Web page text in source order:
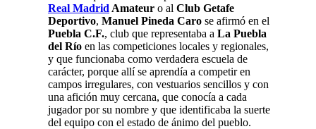
Real Madrid Amateur o al Club Getafe
Deportivo, Manuel Pineda Caro se afirmó en el
Puebla C.F., club que representaba a La Puebla
del Río en las competiciones locales y regionales,
y que funcionaba como verdadera escuela de
carácter, porque allí se aprendía a competir en
campos irregulares, con vestuarios sencillos y con
una afición muy cercana, que conocía a cada
jugador por su nombre y que identificaba la suerte
del equipo con el estado de ánimo del pueblo.